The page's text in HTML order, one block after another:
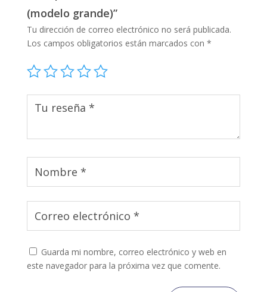
(modelo grande)”
Tu dirección de correo electrónico no será publicada.
Los campos obligatorios están marcados con *
Guarda mi nombre, correo electrónico y web en
este navegador para la próxima vez que comente.